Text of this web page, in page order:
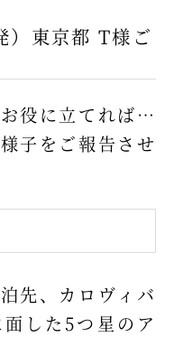
）東京都 T様ご
役に立てれば…
子をご報告させ
先、カロヴィバ
した5つ星のア